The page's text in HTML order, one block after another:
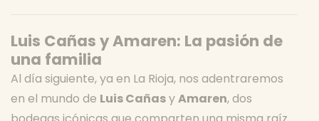
Luis Cañas y Amaren: La pasión de
una familia
Al día siguiente, ya en La Rioja, nos adentraremos
en el mundo de Luis CañasyAmaren, dos